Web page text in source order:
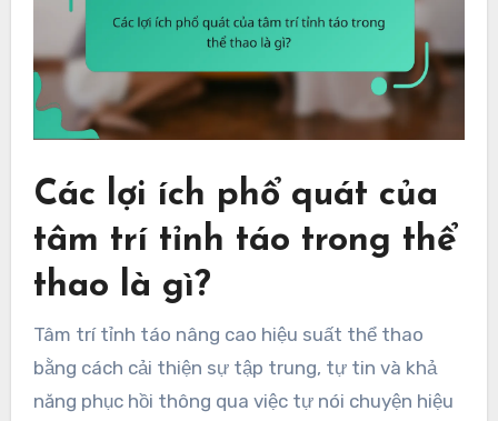
Các lợi ích phổ quát của
tâm trí tỉnh táo trong thể
thao là gì?
Tâm trí tỉnh táo nâng cao hiệu suất thể thao
bằng cách cải thiện sự tập trung, tự tin và khả
năng phục hồi thông qua việc tự nói chuyện hiệu